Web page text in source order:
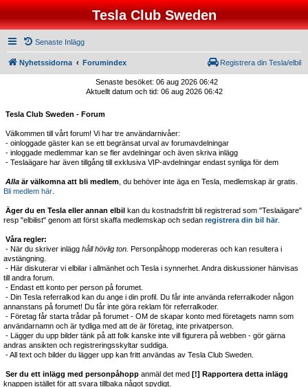
Tesla Club Sweden
Senaste Inlägg
Nyhetssidorna Forumindex Registrera din Tesla/elbil
Senaste besöket: 06 aug 2026 06:42
Aktuellt datum och tid: 06 aug 2026 06:42
Tesla Club Sweden - Forum
Välkommen till vårt forum! Vi har tre användarnivåer:
- oinloggade gäster kan se ett begränsat urval av forumavdelningar
- inloggade medlemmar kan se fler avdelningar och även skriva inlägg
- Teslaägare har även tillgång till exklusiva VIP-avdelningar endast synliga för dem
Alla är välkomna att bli medlem , du behöver inte äga en Tesla, medlemskap är gratis.
Bli medlem här
Äger du en Tesla eller annan elbil kan du kostnadsfritt bli registrerad som "Teslaägare"
resp "elbilist" genom att först skaffa medlemskap och sedan registrera din bil här.
Våra regler:
- När du skriver inlägg håll hövlig ton. Personpåhopp modereras och kan resultera i
avstängning.
- Här diskuterar vi elbilar i allmänhet och Tesla i synnerhet. Andra diskussioner hänvisas
till andra forum.
- Endast ett konto per person på forumet.
- Din Tesla referralkod kan du ange i din profil. Du får inte använda referralkoder någon
annanstans på forumet! Du får inte göra reklam för referralkoder.
- Företag får starta trådar på forumet - OM de skapar konto med företagets namn som
användarnamn och är tydliga med att de är företag, inte privatperson.
- Lägger du upp bilder tänk på att folk kanske inte vill figurera på webben - gör gärna
andras ansikten och registreringsskyltar suddiga.
- All text och bilder du lägger upp kan fritt användas av Tesla Club Sweden.
Ser du ett inlägg med personpåhopp anmäl det med [!] Rapportera detta inlägg
knappen istället för att svara tillbaka något spydigt.